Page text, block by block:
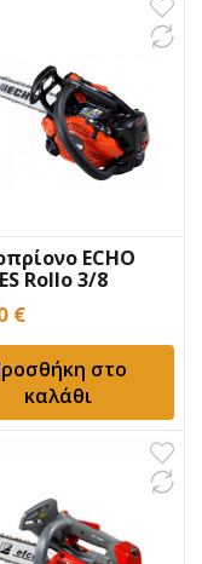
ECHO
Rollo 3/8
€
στο
καλάθι